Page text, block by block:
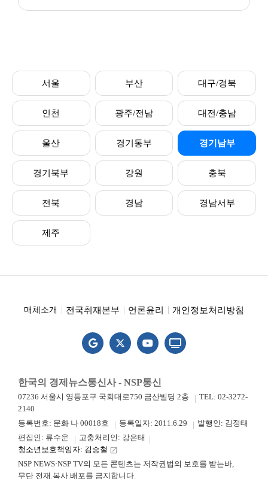
서울 부산 대구/경북
인천 광주/전남 대전/충남
울산 경기동부 경기남부
경기북부 강원 충북
전북 경남 경남서부
제주
매체소개 전국취재본부 언론윤리 개인정보처리방침
한국의 경제뉴스통신사 - NSP통신
07236 서울시 영등포구 국회대로750 금산빌딩 2층
TEL: 02-3272-
2140
등록번호: 문화 나 00018호
등록일자: 2011.6.29
발행인: 김정태
편집인: 류수운
고충처리인: 강은태
청소년보호책임자: 김승철 launch
NSP NEWS·NSP TV의 모든 콘텐츠는 저작권법의 보호를 받는바,
무단 전재.복사.배포를 금지합니다.